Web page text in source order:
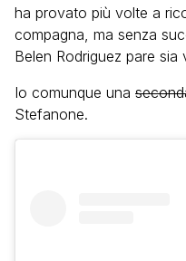
ha provato più volte a
compagna, ma senza
Belen Rodriguez pare
Io comunque una
Stefanone.